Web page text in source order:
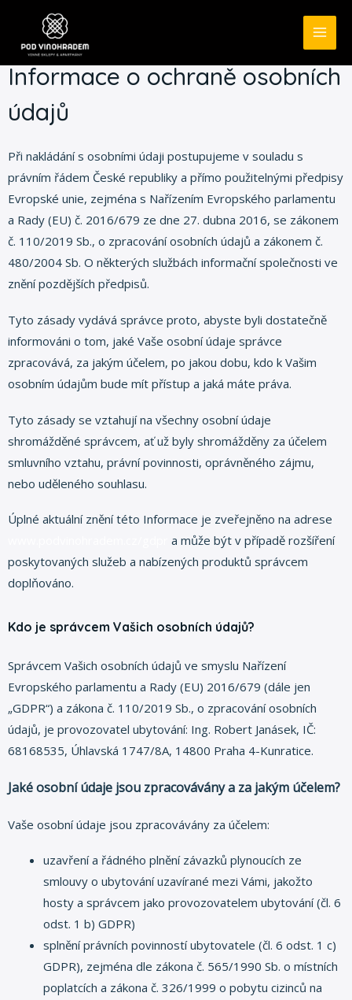
Informace o ochraně osobních
údajů
Při nakládání s osobními údaji postupujeme v souladu s
právním řádem České republiky a přímo použitelnými předpisy
Evropské unie, zejména s Nařízením Evropského parlamentu
a Rady (EU) č. 2016/679 ze dne 27. dubna 2016, se zákonem
č. 110/2019 Sb., o zpracování osobních údajů a zákonem č.
480/2004 Sb. O některých službách informační společnosti ve
znění pozdějších předpisů.
Tyto zásady vydává správce proto, abyste byli dostatečně
informováni o tom, jaké Vaše osobní údaje správce
zpracovává, za jakým účelem, po jakou dobu, kdo k Vašim
osobním údajům bude mít přístup a jaká máte práva.
Tyto zásady se vztahují na všechny osobní údaje
shromážděné správcem, ať už byly shromážděny za účelem
smluvního vztahu, právní povinnosti, oprávněného zájmu,
nebo uděleného souhlasu.
Úplné aktuální znění této Informace je zveřejněno na adrese
a může být v případě rozšíření
poskytovaných služeb a nabízených produktů správcem
doplňováno.
Kdo je správcem Vašich osobních údajů?
Správcem Vašich osobních údajů ve smyslu Nařízení
Evropského parlamentu a Rady (EU) 2016/679 (dále jen
„GDPR“) a zákona č. 110/2019 Sb., o zpracování osobních
údajů, je provozovatel ubytování: Ing. Robert Janásek, IČ:
68168535, Úhlavská 1747/8A, 14800 Praha 4-Kunratice.
Jaké osobní údaje jsou zpracovávány a za jakým účelem?
Vaše osobní údaje jsou zpracovávány za účelem:
uzavření a řádného plnění závazků plynoucích ze
smlouvy o ubytování uzavírané mezi Vámi, jakožto
hosty a správcem jako provozovatelem ubytování (čl. 6
odst. 1 b) GDPR)
splnění právních povinností ubytovatele (čl. 6 odst. 1 c)
GDPR), zejména dle zákona č. 565/1990 Sb. o místních
poplatcích a zákona č. 326/1999 o pobytu cizinců na